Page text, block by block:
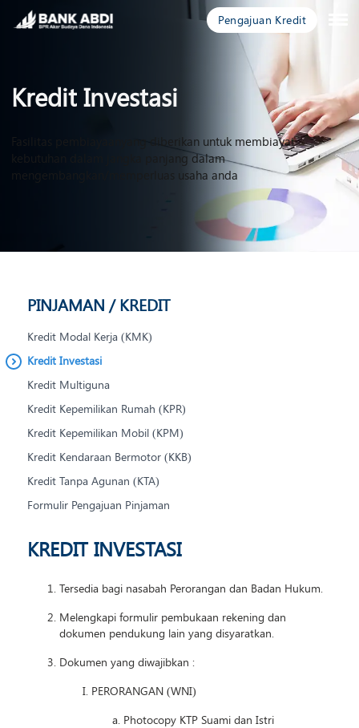
Pengajuan Kredit
Kredit Investasi
Fasilitas pembiayaanyang diberikan untuk membiayai
kebutuhan dalam jangka panjang dalam
mengembangkan/memperluas usaha anda
PINJAMAN / KREDIT
Kredit Modal Kerja (KMK)
Kredit Investasi
Kredit Multiguna
Kredit Kepemilikan Rumah (KPR)
Kredit Kepemilikan Mobil (KPM)
Kredit Kendaraan Bermotor (KKB)
Kredit Tanpa Agunan (KTA)
Formulir Pengajuan Pinjaman
KREDIT INVESTASI
Tersedia bagi nasabah Perorangan dan Badan Hukum.
Melengkapi formulir pembukaan rekening dan
dokumen pendukung lain yang disyaratkan.
Dokumen yang diwajibkan :
PERORANGAN (WNI)
Photocopy KTP Suami dan Istri